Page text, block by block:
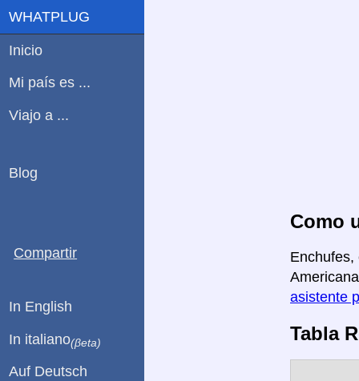
Como
Enchufes,
asistente
Tabla
WHATPLUG
Inicio
Mi país es ...
Viajo a ...
Blog
Compartir
In English
In italiano(βeta)
Auf Deutsch